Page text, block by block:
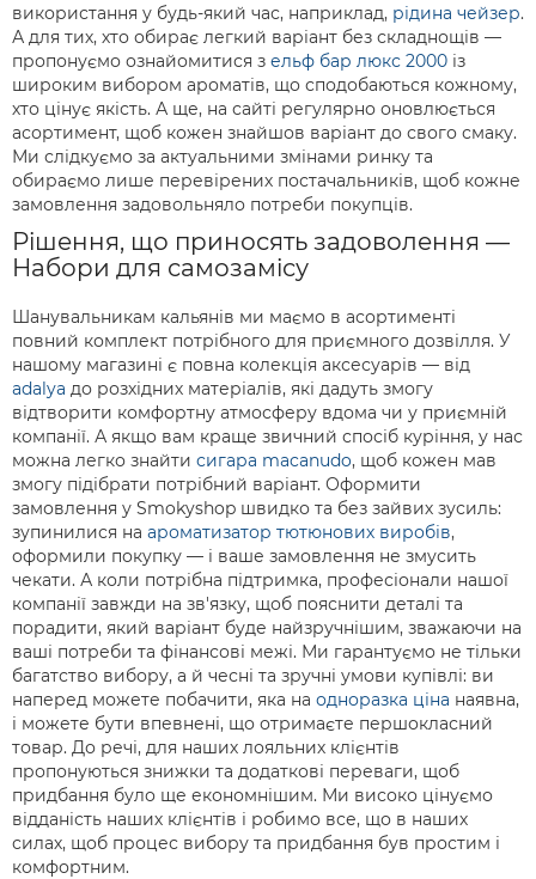
використання у будь-який час, наприклад, рідина чейзер.
А для тих, хто обирає легкий варіант без складнощів —
пропонуємо ознайомитися з ельф бар люкс 2000 із
широким вибором ароматів, що сподобаються кожному,
хто цінує якість. А ще, на сайті регулярно оновлюється
асортимент, щоб кожен знайшов варіант до свого смаку.
Ми слідкуємо за актуальними змінами ринку та
обираємо лише перевірених постачальників, щоб кожне
замовлення задовольняло потреби покупців.
Рішення, що приносять задоволення —
Набори для самозамісу
Шанувальникам кальянів ми маємо в асортименті
повний комплект потрібного для приємного дозвілля. У
нашому магазині є повна колекція аксесуарів — від
adalya до розхідних матеріалів, які дадуть змогу
відтворити комфортну атмосферу вдома чи у приємній
компанії. А якщо вам краще звичний спосіб куріння, у нас
можна легко знайти сигара macanudo, щоб кожен мав
змогу підібрати потрібний варіант. Оформити
замовлення у Smokyshop швидко та без зайвих зусиль:
зупинилися на ароматизатор тютюнових виробів,
оформили покупку — і ваше замовлення не змусить
чекати. А коли потрібна підтримка, професіонали нашої
компанії завжди на зв'язку, щоб пояснити деталі та
порадити, який варіант буде найзручнішим, зважаючи на
ваші потреби та фінансові межі. Ми гарантуємо не тільки
багатство вибору, а й чесні та зручні умови купівлі: ви
наперед можете побачити, яка на одноразка ціна наявна,
і можете бути впевнені, що отримаєте першокласний
товар. До речі, для наших лояльних клієнтів
пропонуються знижки та додаткові переваги, щоб
придбання було ще економнішим. Ми високо цінуємо
відданість наших клієнтів і робимо все, що в наших
силах, щоб процес вибору та придбання був простим і
комфортним.